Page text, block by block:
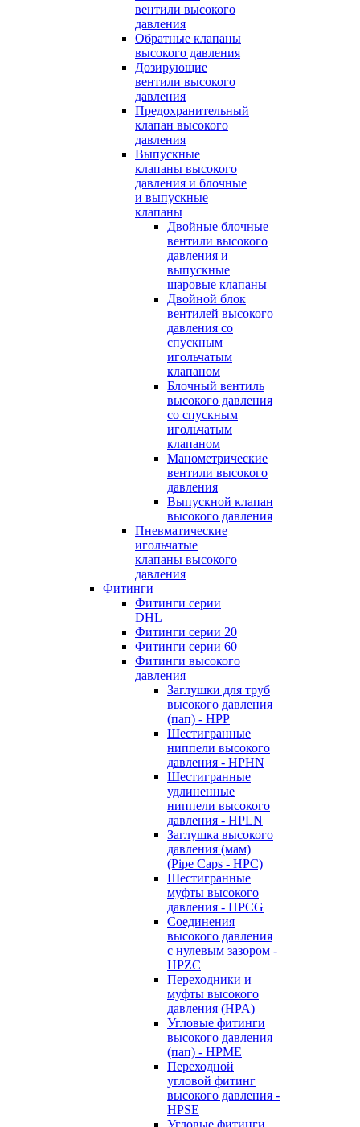
вентили высокого
давления
Обратные клапаны
высокого давления
Дозирующие
вентили высокого
давления
Предохранительный
клапан высокого
давления
Выпускные
клапаны высокого
давления и блочные
и выпускные
клапаны
Двойные блочные
вентили высокого
давления и
выпускные
шаровые клапаны
Двойной блок
вентилей высокого
давления со
спускным
игольчатым
клапаном
Блочный вентиль
высокого давления
со спускным
игольчатым
клапаном
Манометрические
вентили высокого
давления
Выпускной клапан
высокого давления
Пневматические
игольчатые
клапаны высокого
давления
Фитинги
Фитинги серии
DHL
Фитинги серии 20
Фитинги серии 60
Фитинги высокого
давления
Заглушки для труб
высокого давления
(пап) - HPP
Шестигранные
ниппели высокого
давления - HPHN
Шестигранные
удлиненные
ниппели высокого
давления - HPLN
Заглушка высокого
давления (мам)
(Pipe Caps - HPC)
Шестигранные
муфты высокого
давления - HPCG
Соединения
высокого давления
с нулевым зазором -
HPZC
Переходники и
муфты высокого
давления (HPA)
Угловые фитинги
высокого давления
(пап) - HPME
Переходной
угловой фитинг
высокого давления -
HPSE
Угловые фитинги